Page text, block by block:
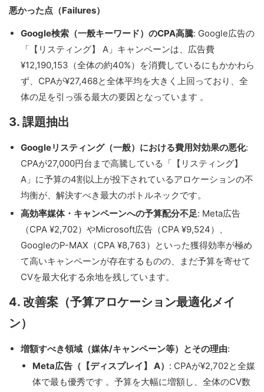
悪かった点（Failures）
Google検索（一般キーワード）のCPA高騰: Google広告の
「【リスティング】 A」キャンペーンは、広告費
¥12,190,153（全体の約40%）を消費しているにもかかわら
ず、CPAが¥27,468と全体平均を大きく上回っており、全
体の足を引っ張る最大の要因となっています 。
3. 課題抽出
Googleリスティング（一般）における費用対効果の悪化:
CPAが27,000円台まで高騰している「【リスティング】
A」に予算の4割以上が投下されているアロケーションの不
均衡が、解決すべき最大のボトルネックです。
高効率媒体・キャンペーンへの予算配分不足: Meta広告
（CPA ¥2,702）やMicrosoft広告（CPA ¥9,524）、
GoogleのP-MAX（CPA ¥8,763）といった獲得効率が極め
て高いキャンペーンが存在するものの、まだ予算を寄せて
CVを最大化する余地を残しています。
4. 改善案（予算アロケーション最適化メイ
ン）
増額すべき領域（媒体/キャンペーン等）とその理由:
Meta広告（【ディスプレイ】 A） : CPAが¥2,702と全媒
体で最も優秀です 。予算を大幅に増額し、全体のCV数